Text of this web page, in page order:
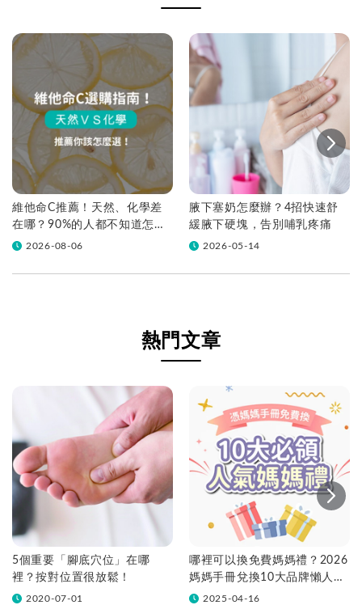
維他命C推薦！天然、化學差
在哪？90%的人都不知道怎麼
挑！帶你一次看
2026-08-06
腋下塞奶怎麼辦？4招快速舒
緩腋下硬塊，告別哺乳疼痛
2026-05-14
熱門文章
5個重要「腳底穴位」在哪
裡？按對位置很放鬆！
2020-07-01
哪裡可以換免費媽媽禮？2026
媽媽手冊兌換10大品牌懶人包
一次看！
2025-04-16